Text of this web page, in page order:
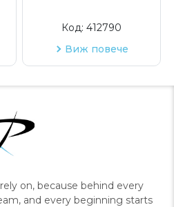
Код: 412790
Виж повече
on, because behind every
and every beginning starts